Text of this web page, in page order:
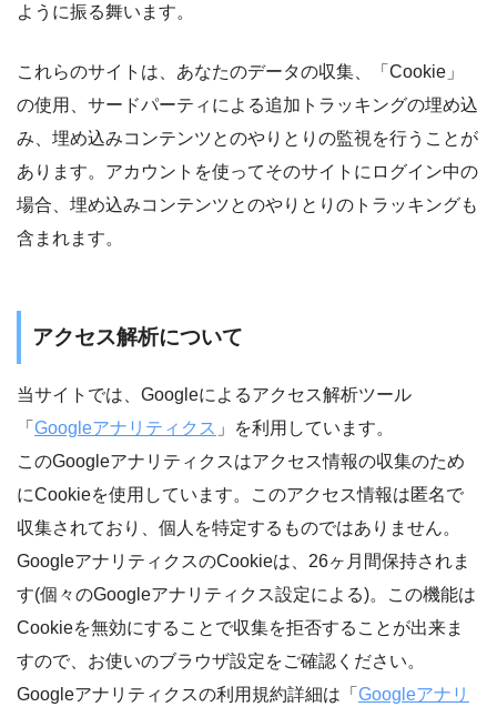
ように振る舞います。
これらのサイトは、あなたのデータの収集、「Cookie」
の使用、サードパーティによる追加トラッキングの埋め込
み、埋め込みコンテンツとのやりとりの監視を行うことが
あります。アカウントを使ってそのサイトにログイン中の
場合、埋め込みコンテンツとのやりとりのトラッキングも
含まれます。
アクセス解析について
当サイトでは、Googleによるアクセス解析ツール
「 Googleアナリティクス 」を利用しています。
このGoogleアナリティクスはアクセス情報の収集のため
にCookieを使用しています。このアクセス情報は匿名で
収集されており、個人を特定するものではありません。
GoogleアナリティクスのCookieは、26ヶ月間保持されま
す(個々のGoogleアナリティクス設定による)。この機能は
Cookieを無効にすることで収集を拒否することが出来ま
すので、お使いのブラウザ設定をご確認ください。
Googleアナリティクスの利用規約詳細は「 Googleアナリ